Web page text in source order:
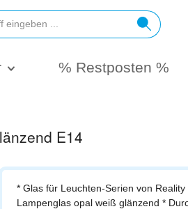
% Restposten %
E14
* Glas für Leuchten-Serien von Reality
Lampenglas opal weiß glänzend *